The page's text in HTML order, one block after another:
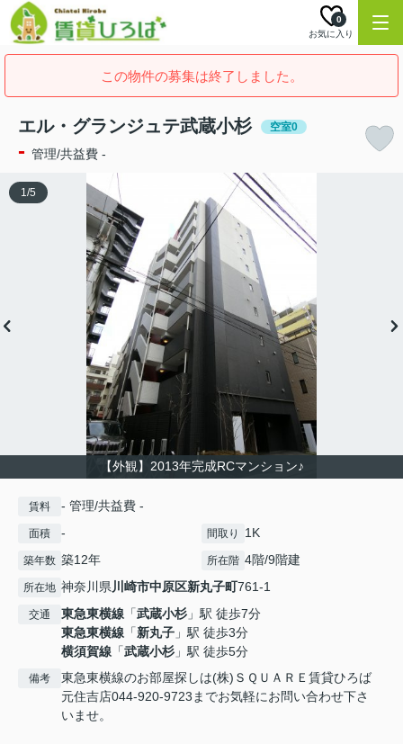
お気に入り
0
この物件の募集は終了しました。
エル・グランジュテ武蔵小杉 空室0
- 管理/共益費 -
【外観】2013年完成RCマンション♪
1/5
賃料 - 管理/共益費 -
面積 - 間取り 1K
築年数 築12年 所在階 4階/9階建
所在地 神奈川県川崎市中原区新丸子町761-1
交通 東急東横線 「武蔵小杉 」駅 徒歩7分
東急東横線 「新丸子 」駅 徒歩3分
横須賀線 「武蔵小杉 」駅 徒歩5分
備考
東急東横線のお部屋探しは(株)ＳＱＵＡＲＥ賃貸ひろば
元住吉店044-920-9723までお気軽にお問い合わせ下さ
いませ。